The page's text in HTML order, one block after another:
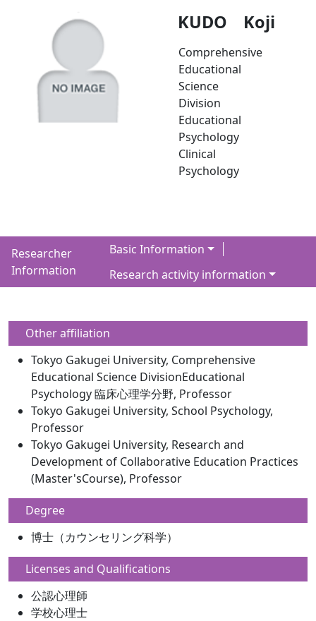
KUDO Koji
Comprehensive
Educational
Science
Division
Educational
Psychology
Clinical
Psychology
Researcher
Information
Basic Information
Research activity information
Other affiliation
Tokyo Gakugei University, Comprehensive
Educational Science DivisionEducational
Psychology 臨床心理学分野, Professor
Tokyo Gakugei University, School Psychology,
Professor
Tokyo Gakugei University, Research and
Development of Collaborative Education Practices
(Master'sCourse), Professor
Degree
博士（カウンセリング科学）
Licenses and Qualifications
公認心理師
学校心理士